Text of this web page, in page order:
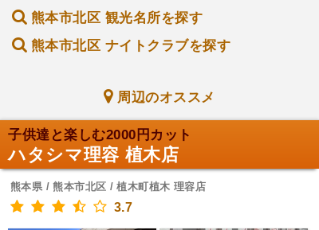
熊本市北区 観光名所を探す
熊本市北区 ナイトクラブを探す
周辺のオススメ
子供達と楽しむ2000円カット
ハタシマ理容 植木店
熊本県 / 熊本市北区 / 植木町植木 理容店
3.7